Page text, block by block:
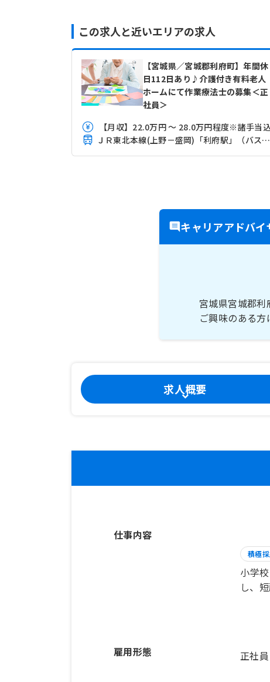
この求人と近いエリアの求人
【宮城県／宮城郡利府町】年間休
日112日あり♪介護付き有料老人
ホームにて作業療法士の募集＜正
社員＞
【月収】22.0万円 ～ 28.0万円程度※諸手当
ＪＲ東北本線(上野－盛岡)「利府駅」（バス・車5分）
キャリアアドバイ
宮城県宮城郡利
求人概要
仕事内容
積極
小学
し、
雇用形態 正社員